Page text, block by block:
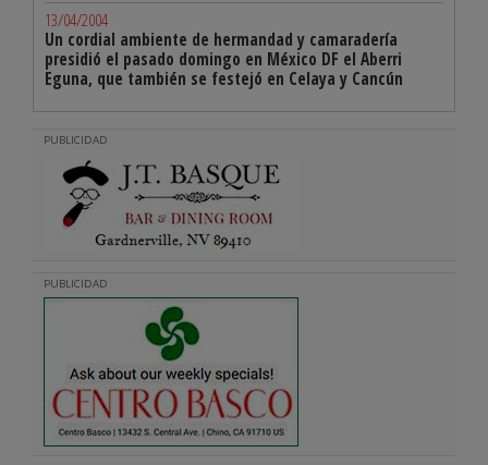
13/04/2004
Un cordial ambiente de hermandad y camaradería
presidió el pasado domingo en México DF el Aberri
Eguna, que también se festejó en Celaya y Cancún
PUBLICIDAD
PUBLICIDAD